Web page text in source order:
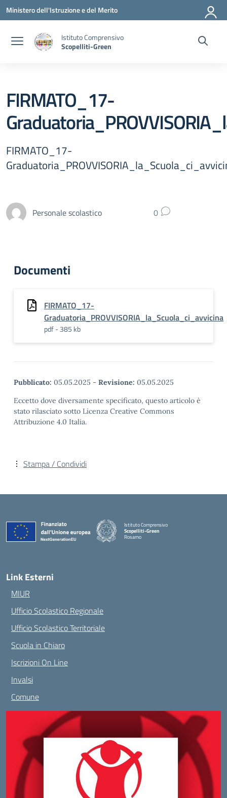
Vai ai contenuti
Vai al menu di navigazione
Vai al footer
Ministero dell'Istruzione e del Merito
Istituto Comprensivo
Scopelliti-Green
FIRMATO_17-
FIRMATO_17-
Personale scolastico 0
Documenti
FIRMATO_17-
Graduatoria_PROVVISORIA_la_Scuola_ci_avvicina
pdf - 385 kb
Pubblicato: 05.05.2025 - Revisione: 05.05.2025
Eccetto dove diversamente specificato, questo articolo è
stato rilasciato sotto Licenza Creative Commons
Attribuzione 4.0 Italia.
Stampa / Condividi
Istituto Comprensivo
Scopelliti-Green
Rosarno
Link Esterni
MIUR
Ufficio Scolastico Regionale
Ufficio Scolastico Territoriale
Scuola in Chiaro
Iscrizioni On Line
Invalsi
Comune